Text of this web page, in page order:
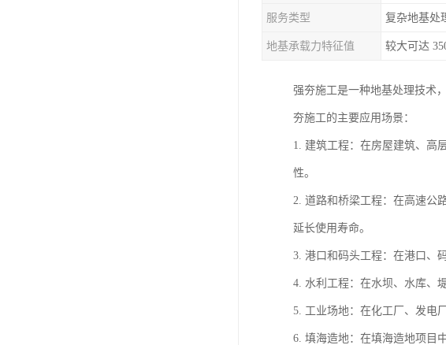
服务类型 复杂地基处
地基承载力特征值 较大可达
强夯施工是一种地基处理技术
夯施工的主要应用场景：
1. 建筑工程：在房屋建筑、高
性。
2. 道路和桥梁工程：在高速公
延长使用寿命。
3. 港口和码头工程：在港口、
4. 水利工程：在水坝、水库、
5. 工业场地：在化工厂、发电
6. 填海造地：在填海造地项目